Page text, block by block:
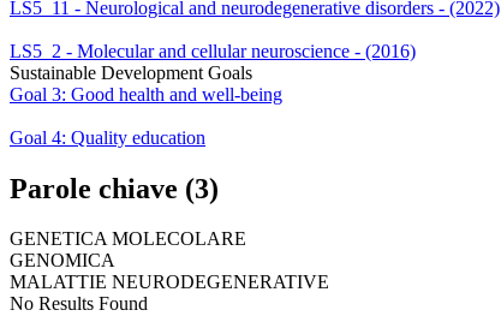
LS5_11 - Neurological and neurodegenerative disorders - (2022)
LS5_2 - Molecular and cellular neuroscience - (2016)
Sustainable Development Goals
Goal 3: Good health and well-being
Goal 4: Quality education
Parole chiave (3)
GENETICA MOLECOLARE
GENOMICA
MALATTIE NEURODEGENERATIVE
No Results Found